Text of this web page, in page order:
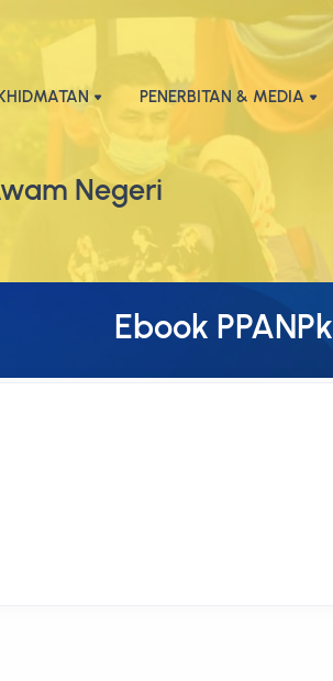
PENERBITAN & MEDIA
Negeri
Ebook PPANPk